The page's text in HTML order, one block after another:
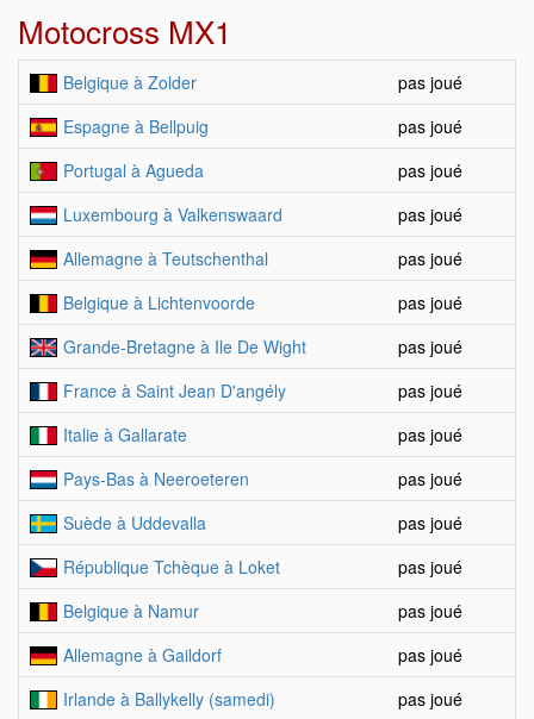
Motocross MX1
Belgique à Zolder
pas joué
Espagne à Bellpuig
pas joué
Portugal à Agueda
pas joué
Luxembourg à Valkenswaard
pas joué
Allemagne à Teutschenthal
pas joué
Belgique à Lichtenvoorde
pas joué
Grande-Bretagne à Ile De Wight
pas joué
France à Saint Jean D'angély
pas joué
Italie à Gallarate
pas joué
Pays-Bas à Neeroeteren
pas joué
Suède à Uddevalla
pas joué
République Tchèque à Loket
pas joué
Belgique à Namur
pas joué
Allemagne à Gaildorf
pas joué
Irlande à Ballykelly (samedi)
pas joué